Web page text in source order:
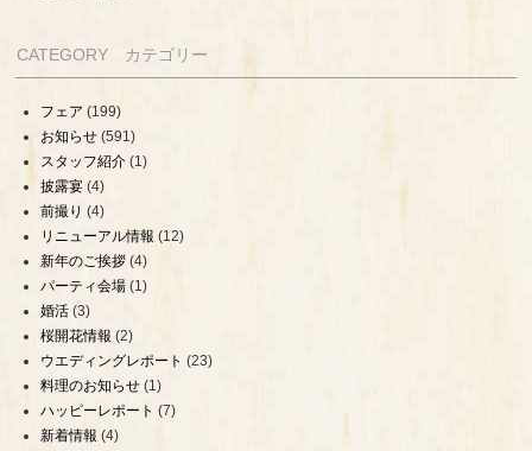
CATEGORY カテゴリー
フェア (199)
お知らせ (591)
スタッフ紹介 (1)
披露宴 (4)
前撮り (4)
リニューアル情報 (12)
新年のご挨拶 (4)
パーティ会場 (1)
婚活 (3)
桜開花情報 (2)
ウエディングレポート (23)
料理のお知らせ (1)
ハッピーレポート (7)
新着情報 (4)